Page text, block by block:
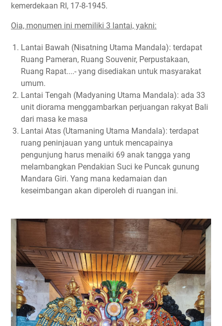
kemerdekaan RI, 17-8-1945.
Oia, monumen ini memiliki 3 lantai, yakni:
Lantai Bawah (Nisatning Utama Mandala): terdapat
Ruang Pameran, Ruang Souvenir, Perpustakaan,
Ruang Rapat....- yang disediakan untuk masyarakat
umum.
Lantai Tengah (Madyaning Utama Mandala): ada 33
unit diorama menggambarkan perjuangan rakyat Bali
dari masa ke masa
Lantai Atas (Utamaning Utama Mandala): terdapat
ruang peninjauan yang untuk mencapainya
pengunjung harus menaiki 69 anak tangga yang
melambangkan Pendakian Suci ke Puncak gunung
Mandara Giri. Yang mana kedamaian dan
keseimbangan akan diperoleh di ruangan ini.